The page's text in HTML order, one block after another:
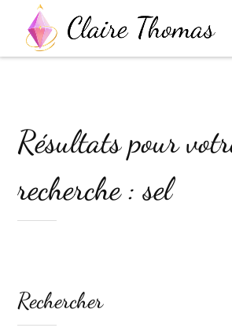
Résultats pour
recherche : sel
Rechercher